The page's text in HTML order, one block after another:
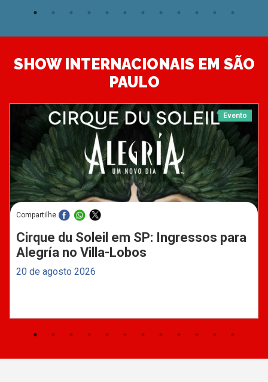
SHOW INTERNACIONAIS EM SÃO
PAULO
Evento
Compartilhe
Cirque du Soleil em SP: Ingressos para
Alegría no Villa-Lobos
20 de agosto 2026